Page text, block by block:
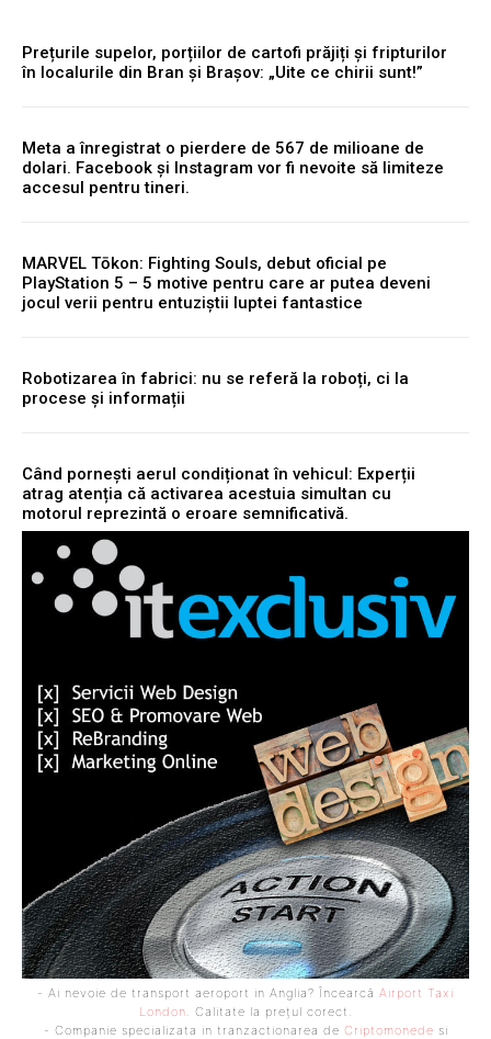
Prețurile supelor, porțiilor de cartofi prăjiți și fripturilor
în localurile din Bran și Brașov: „Uite ce chirii sunt!”
Meta a înregistrat o pierdere de 567 de milioane de
dolari. Facebook și Instagram vor fi nevoite să limiteze
accesul pentru tineri.
MARVEL Tōkon: Fighting Souls, debut oficial pe
PlayStation 5 – 5 motive pentru care ar putea deveni
jocul verii pentru entuziștii luptei fantastice
Robotizarea în fabrici: nu se referă la roboți, ci la
procese și informații
Când pornești aerul condiționat în vehicul: Experții
atrag atenția că activarea acestuia simultan cu
motorul reprezintă o eroare semnificativă.
- Ai nevoie de transport aeroport in Anglia? Încearcă Airport Taxi
London . Calitate la prețul corect.
- Companie specializata in tranzactionarea de Criptomonede si